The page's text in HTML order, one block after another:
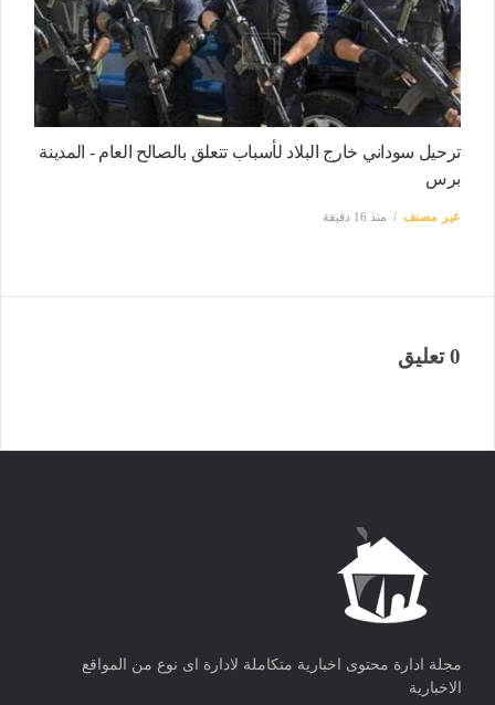
ترحيل سوداني خارج البلاد لأسباب تتعلق بالصالح العام - المدينة
برس
غير مصنف منذ 16 دقيقة
0 تعليق
مجلة ادارة محتوى اخبارية متكاملة لادارة اى نوع من المواقع
الاخبارية